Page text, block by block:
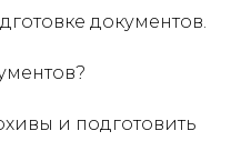
документов.
и подготовить